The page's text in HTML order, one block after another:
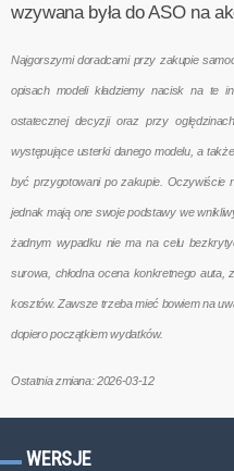
wzywana była do ASO na
Najgorszymi doradcami przy zakupie
opisach modeli kładziemy nacisk na te
ostatecznej decyzji oraz przy
występujące usterki danego modelu, a
być przygotowani po zakupie. Oczywiście
jednak mają one swoje podstawy we
żadnym wypadku nie ma na celu
surowa, chłodna ocena konkretnego auta,
kosztów. Zawsze trzeba mieć bowiem na
dopiero początkiem wydatków.
Ostatnia zmiana: 2026-03-12
WERSJE